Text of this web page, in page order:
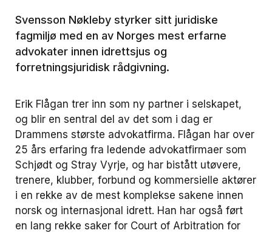
Svensson Nøkleby styrker sitt juridiske
fagmiljø med en av Norges mest erfarne
advokater innen idrettsjus og
forretningsjuridisk rådgivning.
Erik Flågan trer inn som ny partner i selskapet,
og blir en sentral del av det som i dag er
Drammens største advokatfirma. Flågan har over
25 års erfaring fra ledende advokatfirmaer som
Schjødt og Stray Vyrje, og har bistått utøvere,
trenere, klubber, forbund og kommersielle aktører
i en rekke av de mest komplekse sakene innen
norsk og internasjonal idrett. Han har også ført
en lang rekke saker for Court of Arbitration for